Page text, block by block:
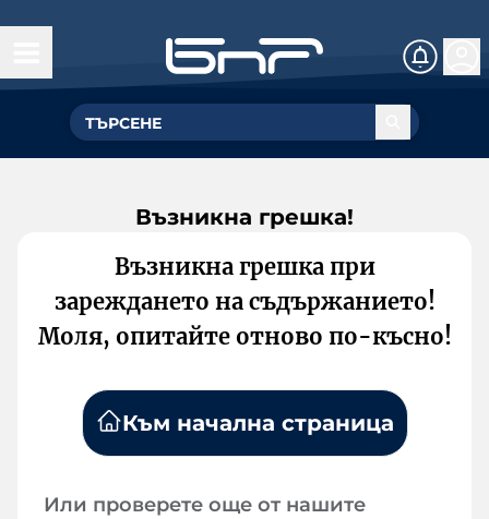
Възникна грешка!
Възникна грешка при
зареждането на съдържанието!
Моля, опитайте отново по-късно!
Към начална страница
Или проверете още от нашите